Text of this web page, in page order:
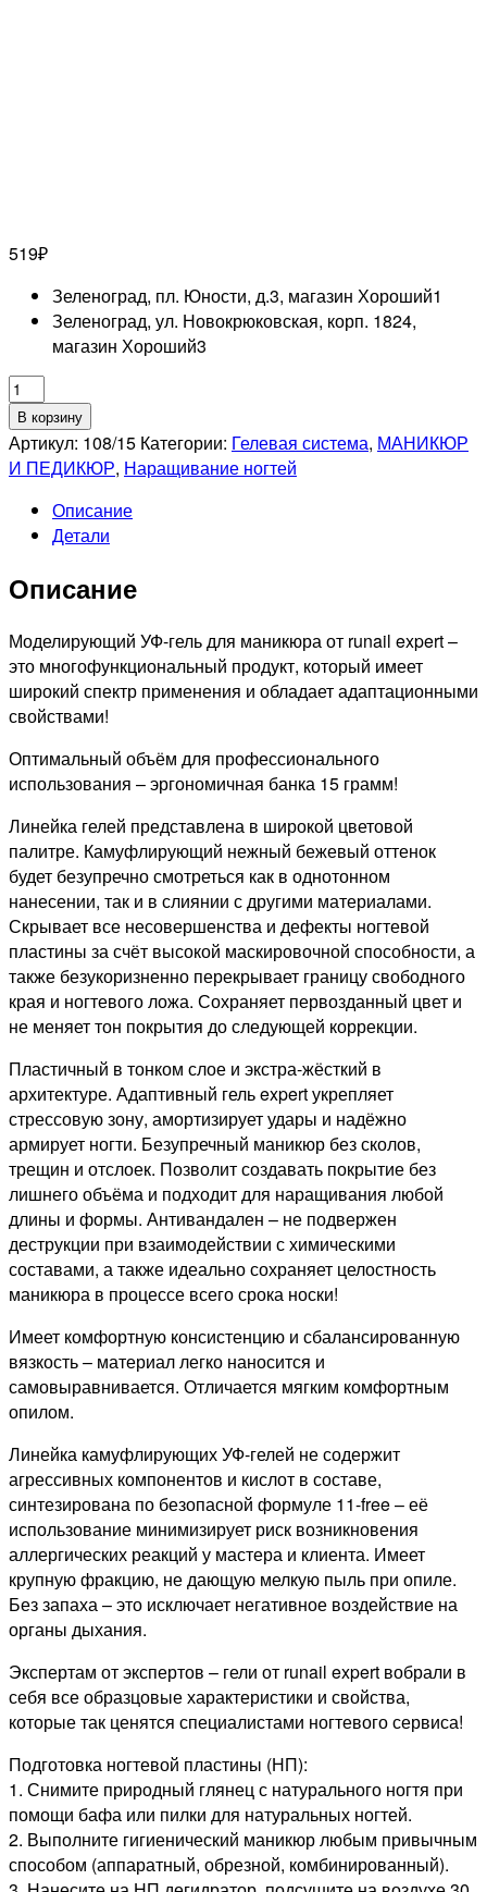
519₽
Зеленоград, пл. Юности, д.3, магазин Хороший1
Зеленоград, ул. Новокрюковская, корп. 1824,
магазин Хороший3
Количество
товара
RUNAIL
Гель
UV
BUILDER
Expert
15г
банка
В корзину
Артикул: 108/15 Категории: Гелевая система, МАНИКЮР
И ПЕДИКЮР, Наращивание ногтей
Описание
Детали
Описание
Моделирующий УФ-гель для маникюра от runail expert –
это многофункциональный продукт, который имеет
широкий спектр применения и обладает адаптационными
свойствами!
Оптимальный объём для профессионального
использования – эргономичная банка 15 грамм!
Линейка гелей представлена в широкой цветовой
палитре. Камуфлирующий нежный бежевый оттенок
будет безупречно смотреться как в однотонном
нанесении, так и в слиянии с другими материалами.
Скрывает все несовершенства и дефекты ногтевой
пластины за счёт высокой маскировочной способности, а
также безукоризненно перекрывает границу свободного
края и ногтевого ложа. Сохраняет первозданный цвет и
не меняет тон покрытия до следующей коррекции.
Пластичный в тонком слое и экстра-жёсткий в
архитектуре. Адаптивный гель expert укрепляет
стрессовую зону, амортизирует удары и надёжно
армирует ногти. Безупречный маникюр без сколов,
трещин и отслоек. Позволит создавать покрытие без
лишнего объёма и подходит для наращивания любой
длины и формы. Антивандален – не подвержен
деструкции при взаимодействии с химическими
составами, а также идеально сохраняет целостность
маникюра в процессе всего срока носки!
Имеет комфортную консистенцию и сбалансированную
вязкость – материал легко наносится и
самовыравнивается. Отличается мягким комфортным
опилом.
Линейка камуфлирующих УФ-гелей не содержит
агрессивных компонентов и кислот в составе,
синтезирована по безопасной формуле 11-free – её
использование минимизирует риск возникновения
аллергических реакций у мастера и клиента. Имеет
крупную фракцию, не дающую мелкую пыль при опиле.
Без запаха – это исключает негативное воздействие на
органы дыхания.
Экспертам от экспертов – гели от runail expert вобрали в
себя все образцовые характеристики и свойства,
которые так ценятся специалистами ногтевого сервиса!
Подготовка ногтевой пластины (НП):
1. Снимите природный глянец с натурального ногтя при
помощи бафа или пилки для натуральных ногтей.
2. Выполните гигиенический маникюр любым привычным
способом (аппаратный, обрезной, комбинированный).